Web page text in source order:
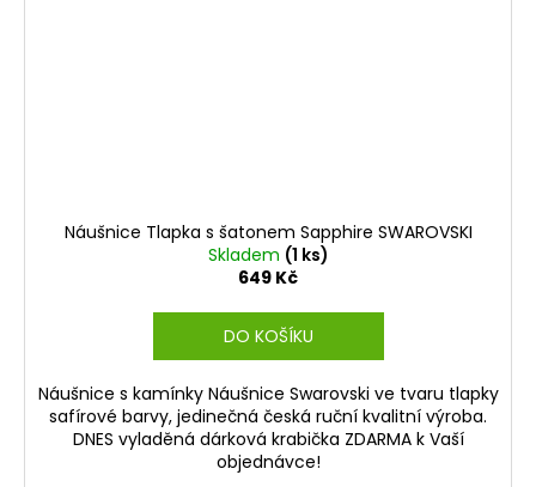
Náušnice Tlapka s šatonem Sapphire SWAROVSKI
Skladem (1 ks)
649 Kč
DO KOŠÍKU
Náušnice s kamínky Náušnice Swarovski ve tvaru tlapky
safírové barvy, jedinečná česká ruční kvalitní výroba.
DNES vyladěná dárková krabička ZDARMA k Vaší
objednávce!